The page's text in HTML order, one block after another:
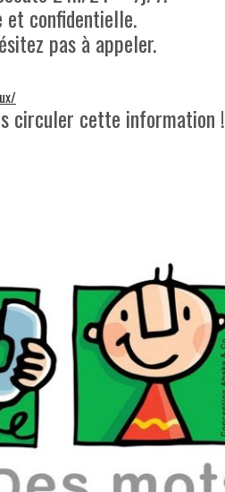
et confidentielle.
pas à appeler.
circuler cette information !